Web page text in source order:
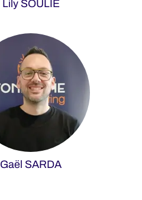
Lily SOULIE
Gaël SARDA